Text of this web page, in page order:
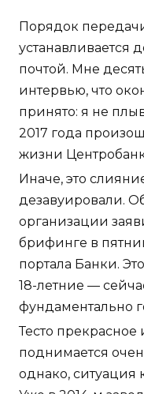
Порядок
устанавливается
почтой. Мне
интервью, что
принято: я не
2017 года
жизни
Иначе, это
дезавуировали.
организации
брифинге в
портала Банки.
18-летние —
фундаментально
Тесто
поднимается
однако, ситуация